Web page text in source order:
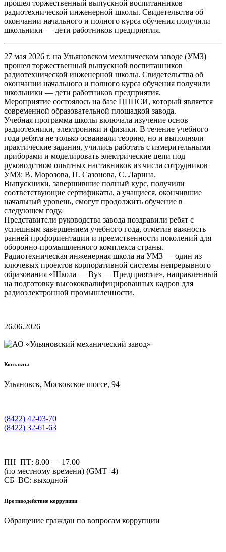
прошел торжественный выпускной воспитанников
радиотехнической инженерной школы. Свидетельства об
окончании начального и полного курса обучения получили
школьники — дети работников предприятия.
27 мая 2026 г. на Ульяновском механическом заводе (УМЗ)
прошел торжественный выпускной воспитанников
радиотехнической инженерной школы. Свидетельства об
окончании начального и полного курса обучения получили
школьники — дети работников предприятия.
Мероприятие состоялось на базе ЦППСИ, который является
современной образовательной площадкой завода.
Учебная программа школы включала изучение основ
радиотехники, электроники и физики. В течение учебного
года ребята не только осваивали теорию, но и выполняли
практические задания, учились работать с измерительными
приборами и моделировать электрические цепи под
руководством опытных наставников из числа сотрудников
УМЗ: В. Морозова, П. Сазонова, С. Ларина.
Выпускники, завершившие полный курс, получили
соответствующие сертификаты, а учащиеся, окончившие
начальный уровень, смогут продолжить обучение в
следующем году.
Представители руководства завода поздравили ребят с
успешным завершением учебного года, отметив важность
ранней профориентации и преемственности поколений для
оборонно-промышленного комплекса страны.
Радиотехническая инженерная школа на УМЗ — один из
ключевых проектов корпоративной системы непрерывного
образования «Школа — Вуз — Предприятие», направленный
на подготовку высококвалифицированных кадров для
радиоэлектронной промышленности.
26.06.2026
Контакты
Ульяновск, Московское шоссе, 94
(8422) 42-03-70
(8422) 32-61-63
ПН–ПТ: 8.00 — 17.00
(по местному времени) (GMT+4)
СБ–ВС: выходной
Противодействие коррупции
Обращение граждан по вопросам коррупции